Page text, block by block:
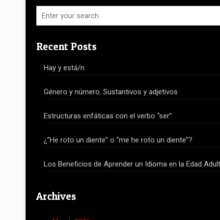
Recent Posts
Hay y está/n
Género y número. Sustantivos y adjetivos
Estructuras enfáticas con el verbo “ser”
¿”He roto un diente” o “me he roto un diente”?
Los Beneficios de Aprender un Idioma en la Edad
Archives